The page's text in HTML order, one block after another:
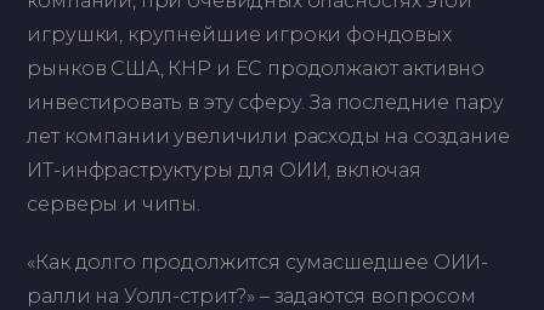
игрушки, крупнейшие игроки фондовых
рынков США, КНР и ЕС продолжают активно
инвестировать в эту сферу. За последние пару
лет компании увеличили расходы на создание
ИТ-инфраструктуры для ОИИ, включая
серверы и чипы.
«Как долго продолжится сумасшедшее ОИИ-
ралли на Уолл-стрит?» – задаются вопросом